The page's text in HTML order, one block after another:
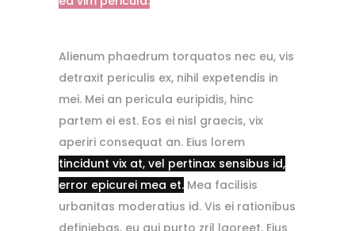
Alienum phaedrum torquatos nec eu, vis
detraxit periculis ex, nihil expetendis in
mei. Mei an pericula euripidis, hinc
partem ei est. Eos ei nisl graecis, vix
aperiri consequat an. Eius lorem
tincidunt vix at, vel pertinax sensibus id,
error epicurei mea et. Mea facilisis
urbanitas moderatius id. Vis ei rationibus
definiebas, eu qui purto zril laoreet. Eius